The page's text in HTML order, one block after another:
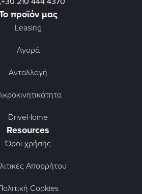
προϊόν μας
Leasing
Αγορά
Ανταλλαγή
DriveHome
Resources
Όροι χρήσης
Απορρήτου
Cookies